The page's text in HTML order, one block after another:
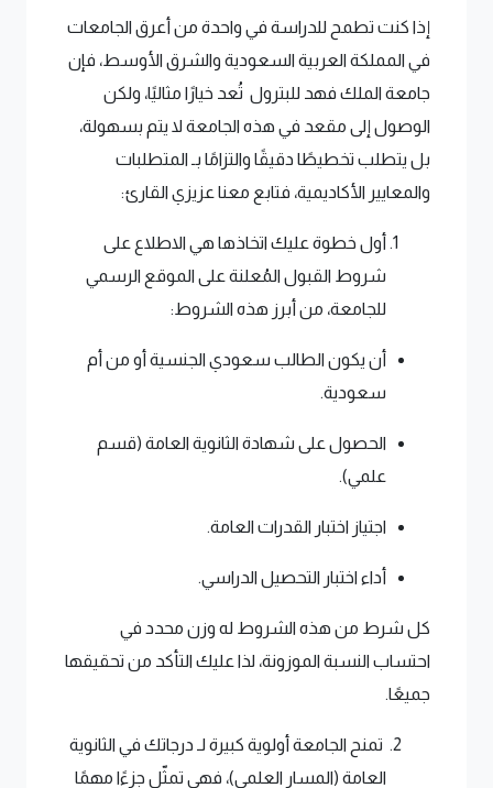
إذا كنت تطمح للدراسة في واحدة من أعرق الجامعات
في المملكة العربية السعودية والشرق الأوسط، فإن
جامعة الملك فهد للبترول تُعد خيارًا مثاليًا، ولكن
الوصول إلى مقعد في هذه الجامعة لا يتم بسهولة،
بل يتطلب تخطيطًا دقيقًا والتزامًا بـ المتطلبات
والمعايير الأكاديمية، فتابع معنا عزيزي القارئ:
أول خطوة عليك اتخاذها هي الاطلاع على
شروط القبول المُعلنة على الموقع الرسمي
للجامعة، من أبرز هذه الشروط:
أن يكون الطالب سعودي الجنسية أو من أم
سعودية.
الحصول على شهادة الثانوية العامة (قسم
علمي).
اجتياز اختبار القدرات العامة.
أداء اختبار التحصيل الدراسي.
كل شرط من هذه الشروط له وزن محدد في
احتساب النسبة الموزونة، لذا عليك التأكد من تحقيقها
جميعًا.
تمنح الجامعة أولوية كبيرة لـ درجاتك في الثانوية
العامة (المسار العلمي)، فهي تمثّل جزءًا مهمًا